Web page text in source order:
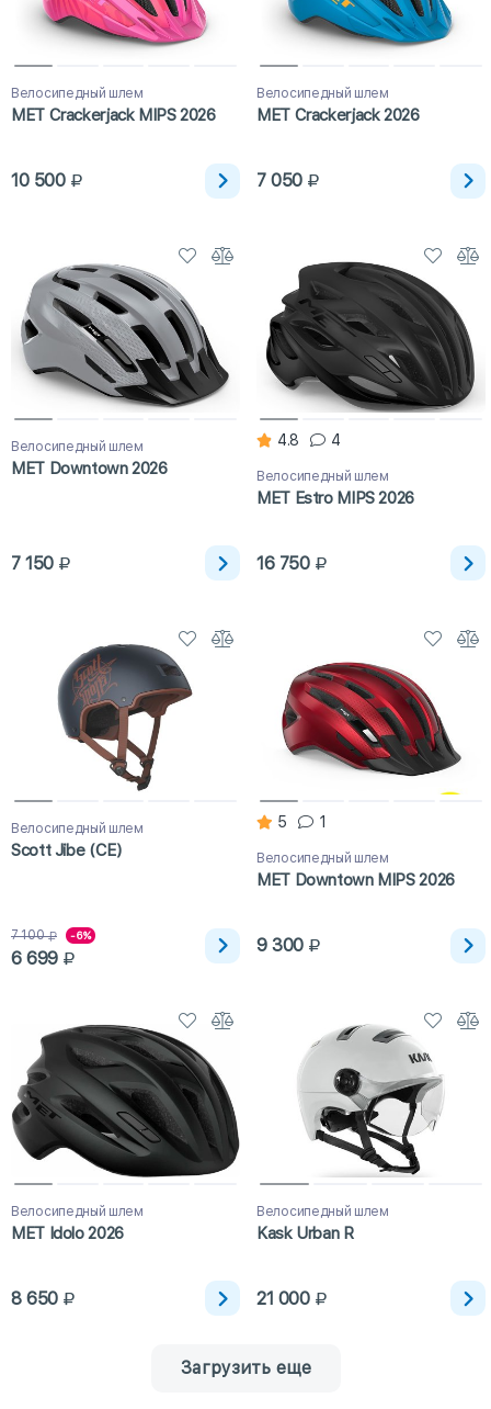
Велосипедный шлем
MET Crackerjack MIPS 2026
10 500
Велосипедный шлем
MET Crackerjack 2026
7 050
Велосипедный шлем
MET Downtown 2026
7 150
4.8 4
Велосипедный шлем
MET Estro MIPS 2026
16 750
Велосипедный шлем
Scott Jibe (CE)
7 100 -6%
6 699
5 1
Велосипедный шлем
MET Downtown MIPS 2026
9 300
Велосипедный шлем
MET Idolo 2026
8 650
Велосипедный шлем
Kask Urban R
21 000
Загрузить еще